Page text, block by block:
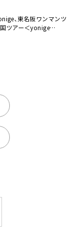
、東名阪ワンマンツ
ツアー＜yonige
発表「『みんなをも